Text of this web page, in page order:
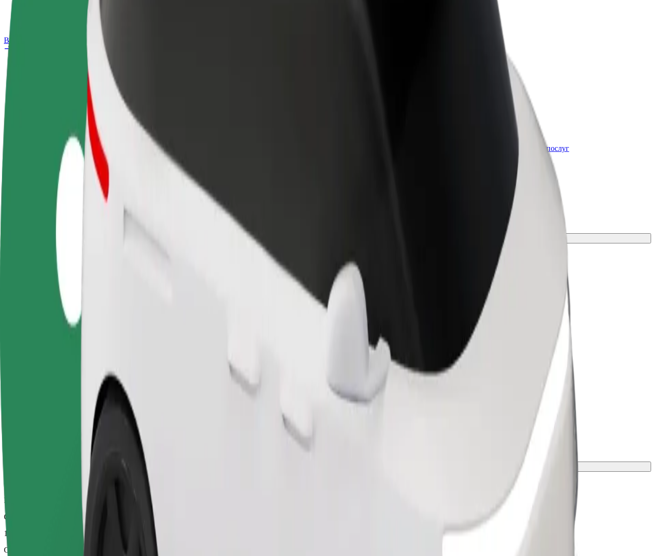
Запитання та відповіді
Bolt Plus
Запитання та відповіді
Стати водієм
Заробляйте гроші на
власних умовах
Стати кур'єром
Доставляйте їжу та отримуйте
виплати щотижня
Масштабування продуктів та послуг
Bolt для вашого бізнесу
Як дістатися за маршрутом Galaxy – Unii Lubelskiej – Szpital
Хочеш дістатися за маршрутом "Galaxy" – "Unii Lubelskiej – Szpital"? Ознайомся з нашими сервісами та знайди ідеальний спосіб пересування для своєї поїздки.
Unii Lubelskiej – Szpital
Зручність та комфорт — всього у декілька кліків!
Надійні поїздки на повсякденних авто середнього класу.
Просторі поїздки з більшим простором для ніг та місцем для зберігання речей
Орієнтовний час поїздки
11 хв
Орієнтовна відстань